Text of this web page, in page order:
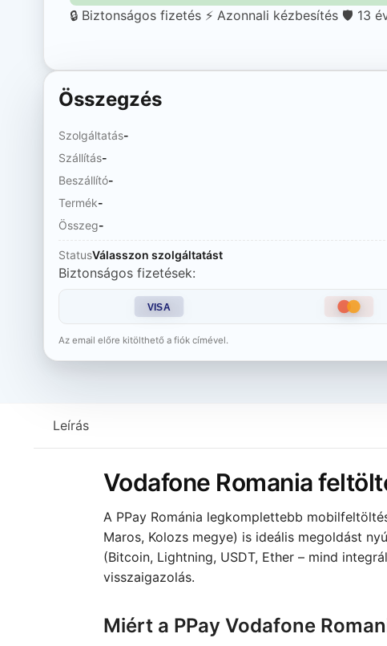
🔒 Biztonságos fizetés ⚡ Azonnali kézbesítés 🛡️ 13
Összegzés
Szolgáltatás-
Szállítás-
Beszállító-
Termék-
Összeg-
StatusVálasszon szolgáltatást
Biztonságos fizetések:
VISA
Az email előre kitölthető a fiók címével.
Leírás
Vodafone Romania
A PPay Románia legkomplettebb
Maros, Kolozs megye) is ideális megoldást
(Bitcoin, Lightning, USDT, Ether – mind
visszaigazolás.
Miért a PPay Vodafone